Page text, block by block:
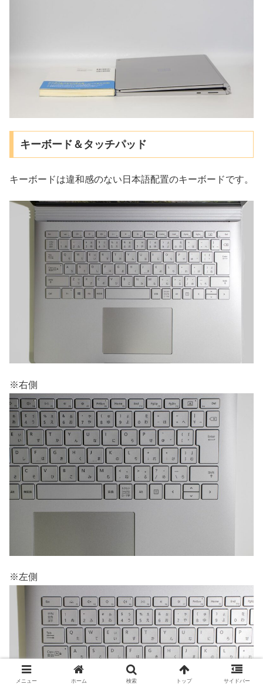
キーボード＆タッチパッド
キーボードは違和感のない日本語配置のキーボードです。
※右側
※左側
メニュー ホーム 検索 トップ サイドバー